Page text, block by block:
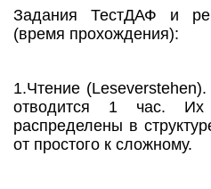
Задания ТестДАФ и
(время прохождения):
1.Чтение
отводится 1 час.
распределены в
от простого к сложному.